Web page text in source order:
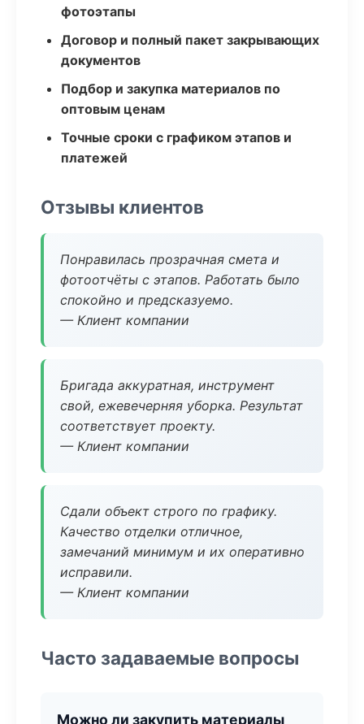
фотоэтапы
Договор и полный пакет закрывающих
документов
Подбор и закупка материалов по
оптовым ценам
Точные сроки с графиком этапов и
платежей
Отзывы клиентов
Понравилась прозрачная смета и
фотоотчёты с этапов. Работать было
спокойно и предсказуемо.
— Клиент компании
Бригада аккуратная, инструмент
свой, ежевечерняя уборка. Результат
соответствует проекту.
— Клиент компании
Сдали объект строго по графику.
Качество отделки отличное,
замечаний минимум и их оперативно
исправили.
— Клиент компании
Часто задаваемые вопросы
Можно ли закупить материалы